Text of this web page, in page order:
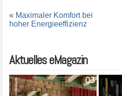
« Maximaler Komfort bei
hoher Energieeffizienz
Aktuelles eMagazin